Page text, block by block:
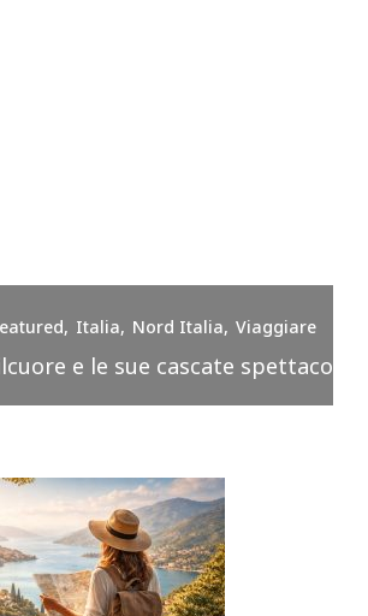
Italia Nord Italia Viaggiare
e le sue cascate spettacolari